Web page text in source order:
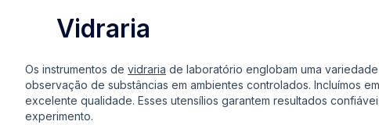
Vidraria
Os instrumentos de vidraria de laboratório englobam uma
observação de substâncias em ambientes controlados. Incluímos
excelente qualidade. Esses utensílios garantem resultados
experimento.